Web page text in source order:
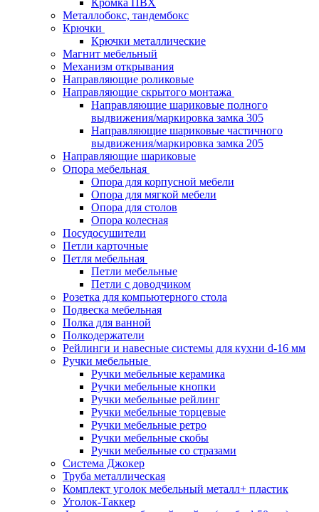
Металлобокс, тандембокс
Крючки
Крючки металлические
Магнит мебельный
Механизм открывания
Направляющие роликовые
Направляющие скрытого монтажа
Направляющие шариковые полного
выдвижения/маркировка замка 305
Направляющие шариковые частичного
выдвижения/маркировка замка 205
Направляющие шариковые
Опора мебельная
Опора для корпусной мебели
Опора для мягкой мебели
Опора для столов
Опора колесная
Посудосушители
Петли карточные
Петля мебельная
Петли мебельные
Петли с доводчиком
Розетка для компьютерного стола
Подвеска мебельная
Полка для ванной
Полкодержатели
Рейлинги и навесные системы для кухни d-16 мм
Ручки мебельные
Ручки мебельные керамика
Ручки мебельные кнопки
Ручки мебельные рейлинг
Ручки мебельные торцевые
Ручки мебельные ретро
Ручки мебельные скобы
Ручки мебельные со стразами
Система Джокер
Труба металлическая
Комплект уголок мебельный металл+ пластик
Уголок-Таккер